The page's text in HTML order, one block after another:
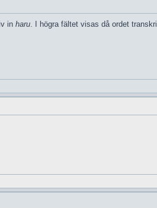
in haru. I högra fältet visas då ordet